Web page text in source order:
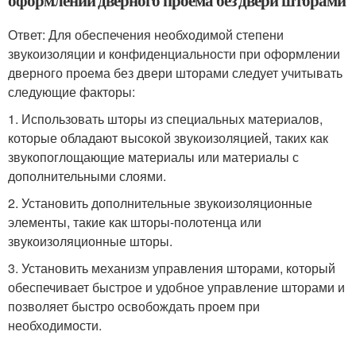
Ответ: Для обеспечения необходимой степени
звукоизоляции и конфиденциальности при оформлении
дверного проема без двери шторами следует учитывать
следующие факторы:
1. Использовать шторы из специальных материалов,
которые обладают высокой звукоизоляцией, таких как
звукопоглощающие материалы или материалы с
дополнительными слоями.
2. Установить дополнительные звукоизоляционные
элементы, такие как шторы-полотенца или
звукоизоляционные шторы.
3. Установить механизм управления шторами, который
обеспечивает быстрое и удобное управление шторами и
позволяет быстро освобождать проем при
необходимости.